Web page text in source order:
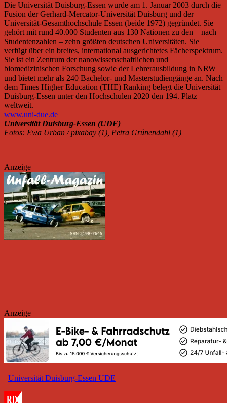
Die Universität Duisburg-Essen wurde am 1. Januar 2003 durch die
Fusion der Gerhard-Mercator-Universität Duisburg und der
Universität-Gesamthochschule Essen (beide 1972) gegründet. Sie
gehört mit rund 40.000 Studenten aus 130 Nationen zu den – nach
Studentenzahlen – zehn größten deutschen Universitäten. Sie
verfügt über ein breites, international ausgerichtetes Fächerspektrum.
Sie ist ein Zentrum der nanowissenschaftlichen und
biomedizinischen Forschung sowie der Lehrerausbildung in NRW
und bietet mehr als 240 Bachelor- und Masterstudiengänge an. Nach
dem Times Higher Education (THE) Ranking belegt die Universität
Duisburg-Essen unter den Hochschulen 2020 den 194. Platz
weltweit.
www.uni-due.de
Universität Duisburg-Essen (UDE)
Fotos: Ewa Urban / pixabay (1), Petra Grünendahl (1)
Anzeige
Anzeige
Universität Duisburg-Essen UDE